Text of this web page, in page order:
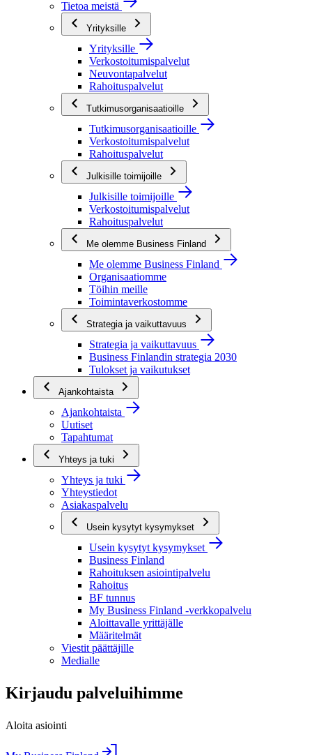
Tietoa meistä
Yrityksille
Yrityksille
Verkostoitumispalvelut
Neuvontapalvelut
Rahoituspalvelut
Tutkimusorganisaatioille
Tutkimusorganisaatioille
Verkostoitumispalvelut
Rahoituspalvelut
Julkisille toimijoille
Julkisille toimijoille
Verkostoitumispalvelut
Rahoituspalvelut
Me olemme Business Finland
Me olemme Business Finland
Organisaatiomme
Töihin meille
Toimintaverkostomme
Strategia ja vaikuttavuus
Strategia ja vaikuttavuus
Business Finlandin strategia 2030
Tulokset ja vaikutukset
Ajankohtaista
Ajankohtaista
Uutiset
Tapahtumat
Yhteys ja tuki
Yhteys ja tuki
Yhteystiedot
Asiakaspalvelu
Usein kysytyt kysymykset
Usein kysytyt kysymykset
Business Finland
Rahoituksen asiointipalvelu
Rahoitus
BF tunnus
My Business Finland -verkkopalvelu
Aloittavalle yrittäjälle
Määritelmät
Viestit päättäjille
Medialle
Kirjaudu palveluihimme
Aloita asiointi